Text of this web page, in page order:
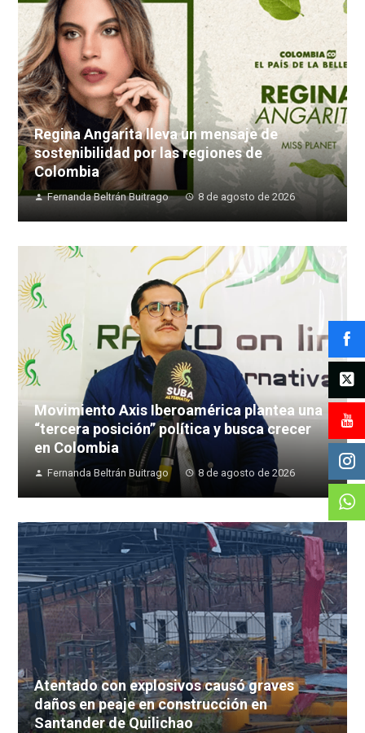
Regina Angarita lleva un mensaje de
sostenibilidad por las regiones de
Colombia
Fernanda Beltrán Buitrago 8 de agosto de 2026
Movimiento Axis Iberoamérica plantea una
“tercera posición” política y busca crecer
en Colombia
Fernanda Beltrán Buitrago 8 de agosto de 2026
Atentado con explosivos causó graves
daños en peaje en construcción en
Santander de Quilichao